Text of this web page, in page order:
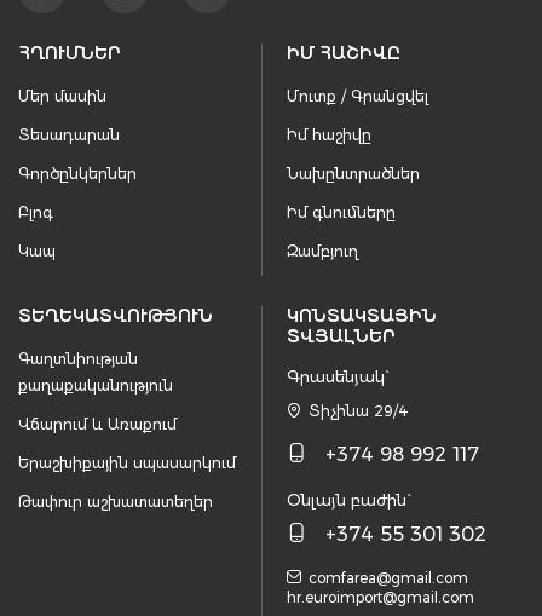
ՀՂՈՒՄՆԵՐ
Մեր մասին
Տեսադարան
Գործընկերներ
Բլոգ
Կապ
ԻՄ ՀԱՇԻՎԸ
Մուտք / Գրանցվել
Իմ հաշիվը
Նախընտրածներ
Իմ գնումները
Զամբյուղ
ՏԵՂԵԿԱՏՎՈՒԹՅՈՒՆ
Գաղտնիության
քաղաքականություն
Վճարում և Առաքում
Երաշխիքային սպասարկում
Թափուր աշխատատեղեր
ԿՈՆՏԱԿՏԱՅԻՆ
ՏՎՅԱԼՆԵՐ
Գրասենյակ`
Տիչինա 29/4
+374 98 992 117
Օնլայն բաժին`
+374 55 301 302
comfarea@gmail.com
hr.euroimport@gmail.com